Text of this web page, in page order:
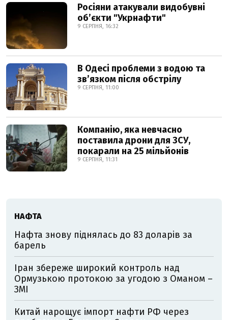
Росіяни атакували видобувні
обʼєкти "Укрнафти"
9 СЕРПНЯ, 16:32
В Одесі проблеми з водою та
звʼязком після обстрілу
9 СЕРПНЯ, 11:00
Компанію, яка невчасно
поставила дрони для ЗСУ,
покарали на 25 мільйонів
9 СЕРПНЯ, 11:31
НАФТА
Нафта знову піднялась до 83 доларів за
барель
Іран збереже широкий контроль над
Ормузькою протокою за угодою з Оманом –
ЗМІ
Китай нарощує імпорт нафти РФ через